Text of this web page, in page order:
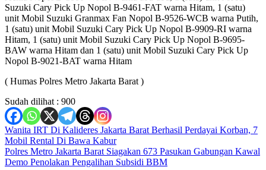
Suzuki Cary Pick Up Nopol B-9461-FAT warna Hitam, 1 (satu)
unit Mobil Suzuki Granmax Fan Nopol B-9526-WCB warna Putih,
1 (satu) unit Mobil Suzuki Cary Pick Up Nopol B-9909-RI warna
Hitam, 1 (satu) unit Mobil Suzuki Cary Pick Up Nopol B-9695-
BAW warna Hitam dan 1 (satu) unit Mobil Suzuki Cary Pick Up
Nopol B-9021-BAT warna Hitam
( Humas Polres Metro Jakarta Barat )
Sudah dilihat : 900
Navigasi
pos
Wanita IRT Di Kalideres Jakarta Barat Berhasil Perdayai Korban, 7
Mobil Rental Di Bawa Kabur
Polres Metro Jakarta Barat Siagakan 673 Pasukan Gabungan Kawal
Demo Penolakan Pengalihan Subsidi BBM